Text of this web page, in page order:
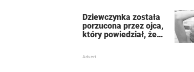
siebie
Dziewczynka została
porzucona przez ojca,
który powiedział, że
znaną aktorką